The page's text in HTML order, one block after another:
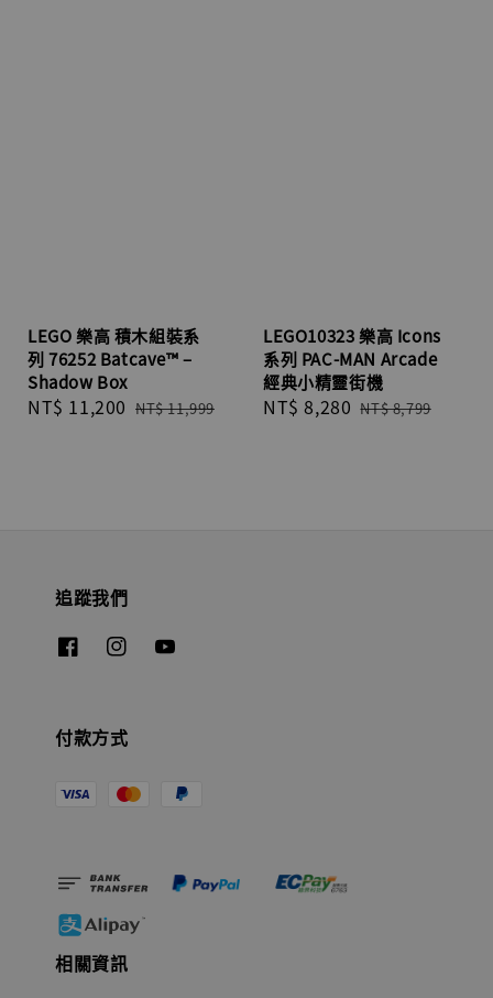
LEGO 樂高 積木組裝系
列 76252 Batcave™ –
Shadow Box
Sale
NT$ 11,200 Regular
NT$ 11,999
LEGO10323 樂高 Icons
系列 PAC-MAN Arcade
經典小精靈街機
Sale
NT$ 8,280 Regular
NT$ 8,799
追蹤我們
付款方式
相關資訊